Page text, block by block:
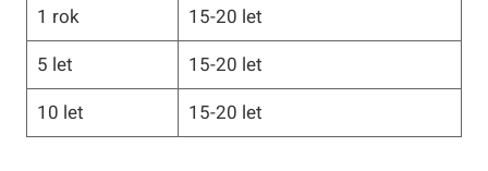
1 rok
15-20 let
5 let
15-20 let
10 let
15-20 let